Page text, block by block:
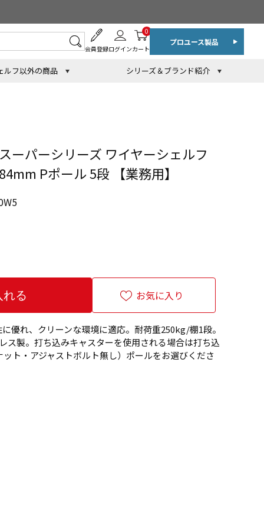
会員登録ログインカート
0
プロユース製品
ルフ以外の商品 シリーズ＆ブランド紹介
ーパーシリーズ ワイヤーシェルフ
Pポール 5段 【業務用】
お気に入り
優れ、クリーンな環境に適応。耐荷重250kg/棚1段。
ス製。打ち込みキャスターを使用される場合は打ち込
ト・アジャストボルト無し）ポールをお選びくださ